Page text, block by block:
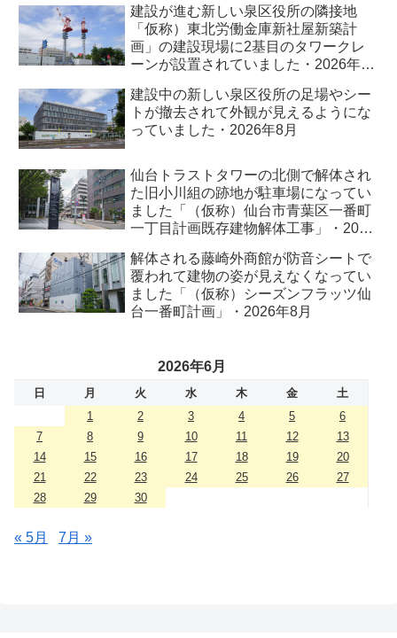
建設が進む新しい泉区役所の隣接地
「仮称）東北労働金庫新社屋新築計
画」の建設現場に2基目のタワークレ
ーンが設置されていました・2026年8
建設中の新しい泉区役所の足場やシー
トが撤去されて外観が見えるようにな
っていました・2026年8月
仙台トラストタワーの北側で解体され
た旧小川組の跡地が駐車場になってい
ました「（仮称）仙台市青葉区一番町
一丁目計画既存建物解体工事」・2026
解体される藤崎外商館が防音シートで
覆われて建物の姿が見えなくなってい
ました「（仮称）シーズンフラッツ仙
台一番町計画」・2026年8月
2026年6月
日 月 火 水 木 金
土
1
2 3 4 5
6
7
8 9 10 11 12
13
14
15 16 17 18 19
20
21
22 23 24 25 26
27
28
29 30
« 5月 7月 »